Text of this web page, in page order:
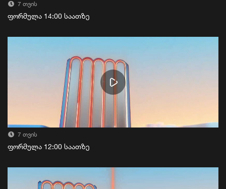
7 თვის
ფორმულა 14:00 საათზე
7 თვის
ფორმულა 12:00 საათზე